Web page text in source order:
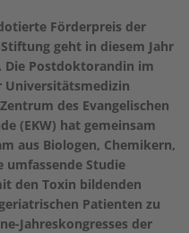
Förderpreis der
geht in diesem Jahr
Die Postdoktorandin im
des Evangelischen
(EKW) hat gemeinsam
aus Biologen, Chemikern,
Studie
den Toxin bildenden
Patienten zu
Jahreskongresses der